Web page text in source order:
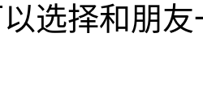
选择和朋